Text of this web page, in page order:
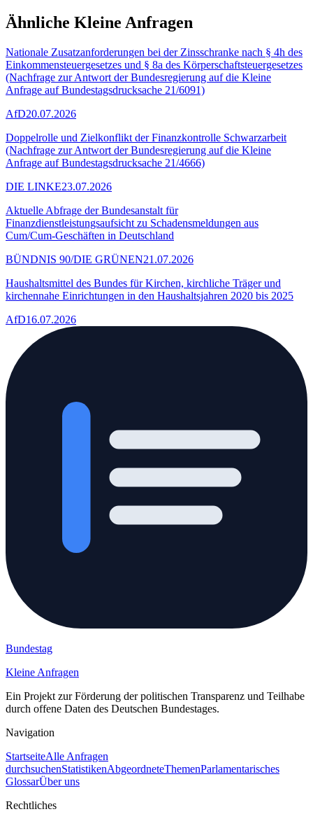
Ähnliche Kleine Anfragen
Nationale Zusatzanforderungen bei der Zinsschranke nach § 4h des
Einkommensteuergesetzes und § 8a des Körperschaftsteuergesetzes
(Nachfrage zur Antwort der Bundesregierung auf die Kleine
Anfrage auf Bundestagsdrucksache 21/6091)
AfD20.07.2026
Doppelrolle und Zielkonflikt der Finanzkontrolle Schwarzarbeit
(Nachfrage zur Antwort der Bundesregierung auf die Kleine
Anfrage auf Bundestagsdrucksache 21/4666)
DIE LINKE23.07.2026
Aktuelle Abfrage der Bundesanstalt für
Finanzdienstleistungsaufsicht zu Schadensmeldungen aus
Cum/Cum-Geschäften in Deutschland
BÜNDNIS 90/DIE GRÜNEN21.07.2026
Haushaltsmittel des Bundes für Kirchen, kirchliche Träger und
kirchennahe Einrichtungen in den Haushaltsjahren 2020 bis 2025
AfD16.07.2026
Bundestag
Kleine Anfragen
Ein Projekt zur Förderung der politischen Transparenz und Teilhabe
durch offene Daten des Deutschen Bundestages.
Navigation
StartseiteAlle Anfragen
durchsuchenStatistikenAbgeordneteThemenParlamentarisches
GlossarÜber uns
Rechtliches